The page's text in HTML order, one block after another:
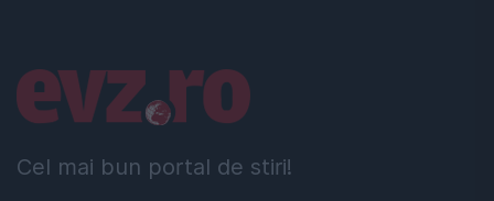
Cel mai bun portal de stiri!
Linkuri utile